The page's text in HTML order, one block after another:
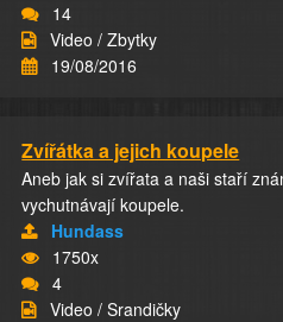
14
Video / Zbytky
19/08/2016
Zvířátka a jejich koupele
Aneb jak si zvířata a naši staří
vychutnávají koupele.
Hundass
1750x
4
Video / Srandičky